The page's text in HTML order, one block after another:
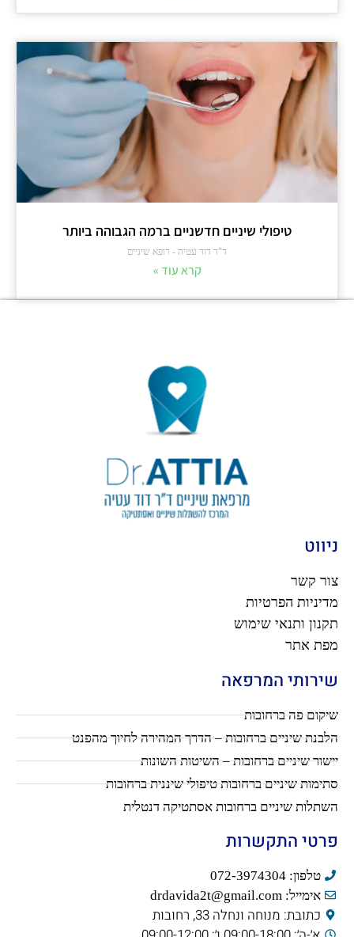
טיפולי שיניים חדשניים ברמה הגבוהה ביותר
ד"ר דוד עטיה - רופא שיניים
קרא עוד »
ניווט
צור קשר
מדיניות הפרטיות
תקנון ותנאי שימוש
מפת אתר
שירותי המרפאה
שיקום פה ברחובות
הלבנת שיניים ברחובות – הדרך המהירה לחיוך מהפנט
יישור שיניים ברחובות – השיטות השונות
סתימות שיניים ברחובות טיפולי שיננית ברחובות
השתלות שיניים ברחובות אסתטיקה דנטלית
פרטי התקשרות
טלפון: 072-3974304
אימייל: drdavida2t@gmail.com
כתובת: מנוחה ונחלה 33, רחובות